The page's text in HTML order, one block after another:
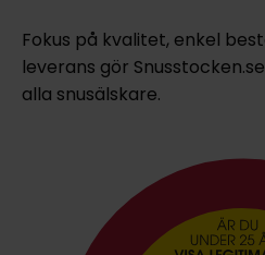
Fokus på kvalitet, enkel
leverans gör
alla snusälskare.